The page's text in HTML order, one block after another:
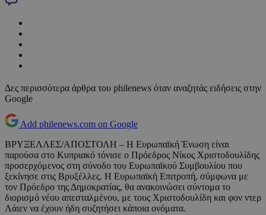
Δες περισσότερα άρθρα του philenews όταν αναζητάς ειδήσεις στην
Google
Add philenews.com on Google
ΒΡΥΞΕΛΛΕΣ/ΑΠΟΣΤΟΛΗ – Η Ευρωπαϊκή Ένωση είναι
παρούσα στο Κυπριακό τόνισε ο Πρόεδρος Νίκος Χριστοδουλίδης
προσερχόμενος στη σύνοδο του Ευρωπαϊκού Συμβουλίου που
ξεκίνησε στις Βρυξέλλες. Η Ευρωπαϊκή Επιτροπή, σύμφωνα με
τον Πρόεδρο της Δημοκρατίας, θα ανακοινώσει σύντομα το
διορισμό νέου απεσταλμένου, με τους Χριστοδουλίδη και φον ντερ
Λάιεν να έχουν ήδη συζητήσει κάποια ονόματα.